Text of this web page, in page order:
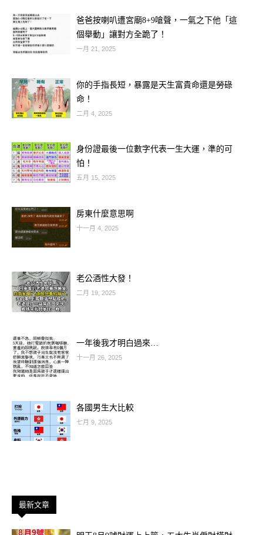
–
–
–
–
–
–
爸爸按喇叭遭宮廟8+9嗆聲，一氣之下他「這
個舉動」讓對方全跪了！
一月 21, 2025
你的手指長短，暴露是天生富貴命還是勞碌
命！
二月 4, 2025
身份證最後一位數字代表一生大運，準的可
怕！
五月 15, 2025
房東什麼意思啊
十一月 4, 2025
老公酒性大發！
二月 19, 2025
一年後我才明白過來…
十一月 26, 2025
各國男生大比較
七月 9, 2025
最新文章